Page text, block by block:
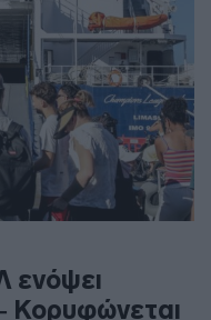
ενόψει
Κορυφώνεται